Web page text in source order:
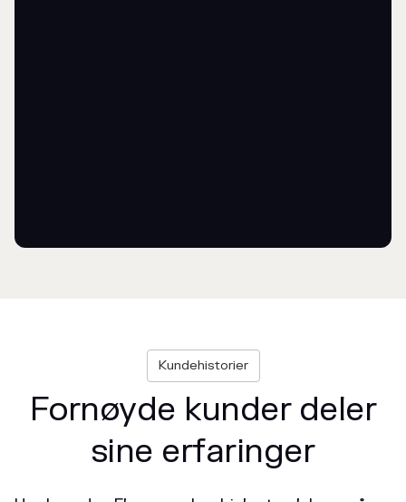
Kundehistorier
Fornøyde kunder deler
sine erfaringer